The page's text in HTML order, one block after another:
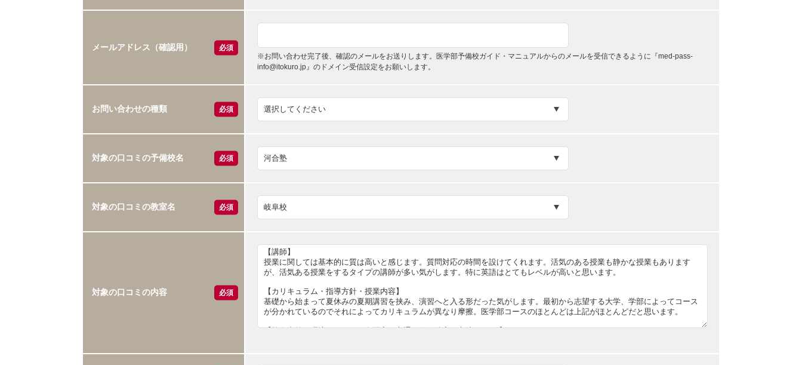
メールアドレス（確認用）
必須
※お問い合わせ完了後、確認のメールをお送りします。医学部予備校ガイド・マニュアルからのメールを受信できるように『med-pass-
info@itokuro.jp』のドメイン受信設定をお願いします。
お問い合わせの種類 必須
対象の口コミの予備校名 必須
対象の口コミの教室名 必須
対象の口コミの内容 必須